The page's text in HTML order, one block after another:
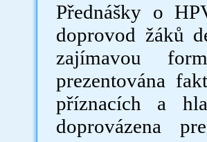
Přednášky o
doprovod žáků
zajímavou
prezentována
příznacích a
doprovázena